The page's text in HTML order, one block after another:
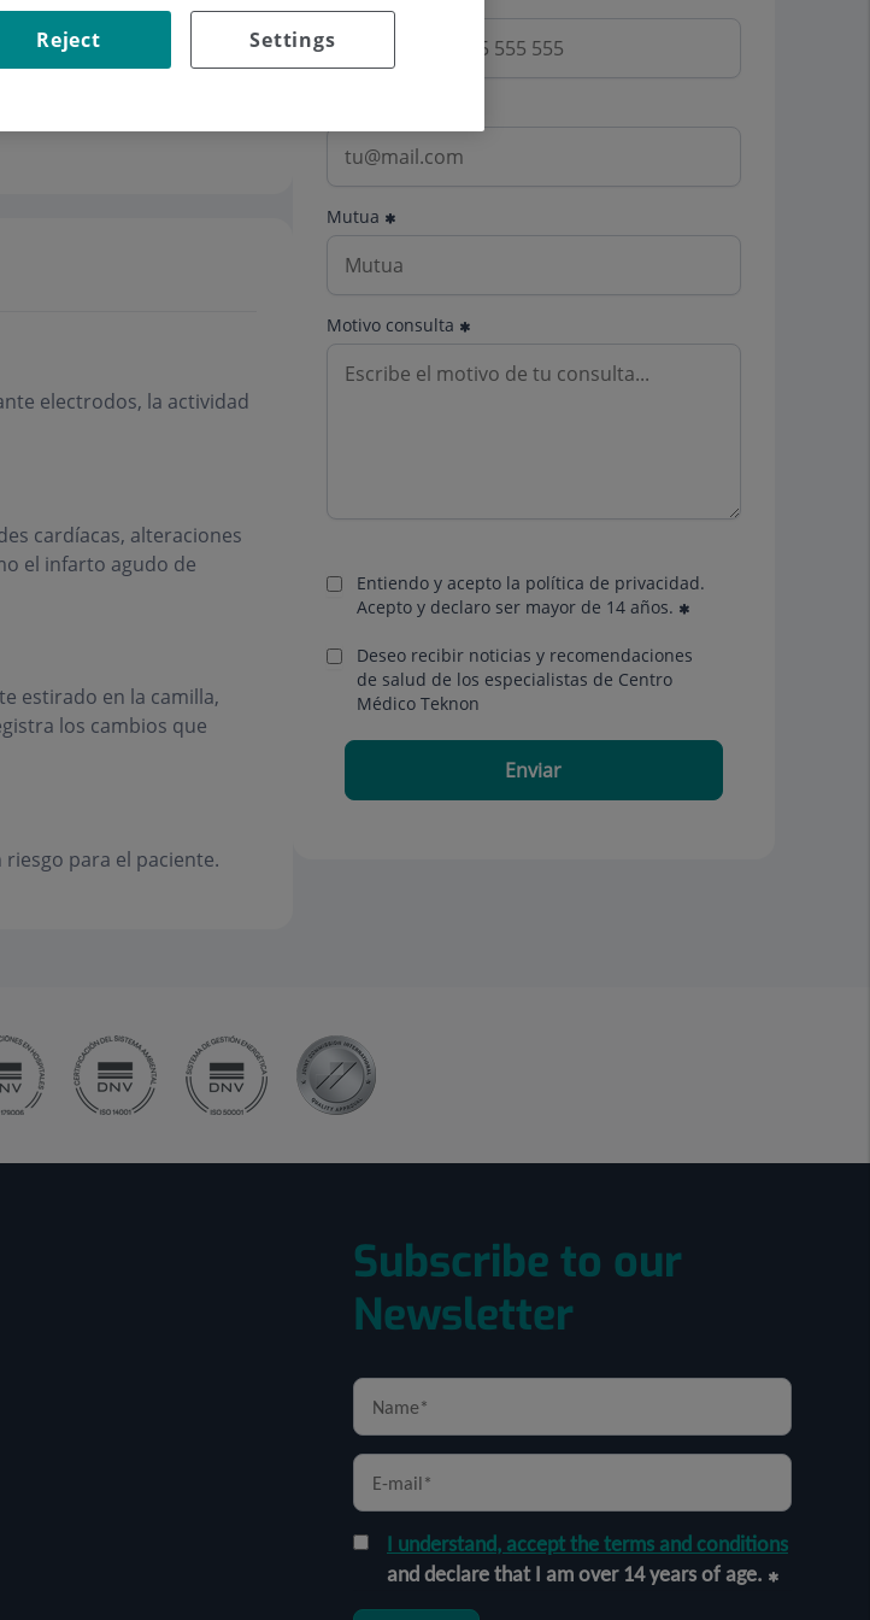
electrodos, la actividad
cardíacas, alteraciones
el infarto agudo de
estirado en la camilla,
los cambios que
para el paciente.
Mutua
Motivo consulta
Entiendo y acepto la política de privacidad.
Acepto y declaro ser mayor de 14 años.
Deseo recibir noticias y recomendaciones
de salud de los especialistas de Centro
Médico Teknon
Enviar
Subscribe to our
Newsletter
I understand, accept the terms and conditions
and declare that I am over 14 years of age.
Settings
Reject